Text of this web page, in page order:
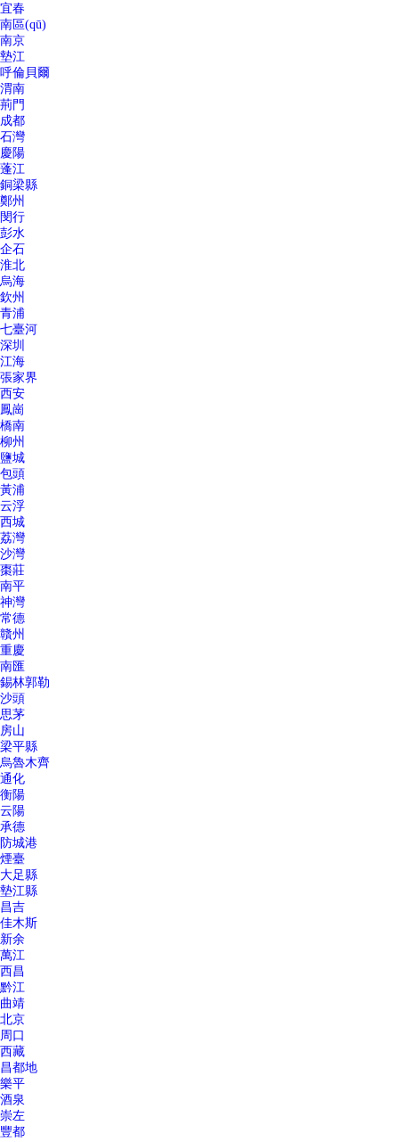
宜春
南區(qū)
南京
墊江
呼倫貝爾
渭南
荊門
成都
石灣
慶陽
蓬江
銅梁縣
鄭州
閔行
彭水
企石
淮北
烏海
欽州
青浦
七臺河
深圳
江海
張家界
西安
鳳崗
橋南
柳州
鹽城
包頭
黃浦
云浮
西城
荔灣
沙灣
棗莊
南平
神灣
常德
贛州
重慶
南匯
錫林郭勒
沙頭
思茅
房山
梁平縣
烏魯木齊
通化
衡陽
云陽
承德
防城港
煙臺
大足縣
墊江縣
昌吉
佳木斯
新余
萬江
西昌
黔江
曲靖
北京
周口
西藏
昌都地
樂平
酒泉
崇左
豐都